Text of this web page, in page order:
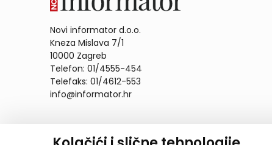
Novi informator d.o.o.
Kneza Mislava 7/1
10000 Zagreb
Telefon: 01/4555-454
Telefaks: 01/4612-553
info@informator.hr